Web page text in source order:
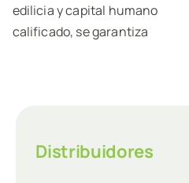
edilicia y capital humano
calificado, se garantiza
Distribuidores